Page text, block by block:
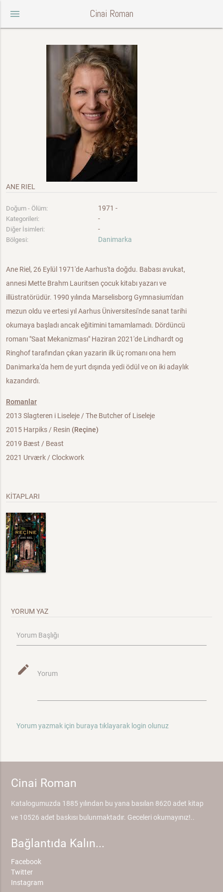
menu Cinai Roman
ANE RIEL
Doğum - Ölüm: 1971 -
Kategorileri: -
Diğer İsimleri: -
Bölgesi: Danimarka
Ane Riel, 26 Eylül 1971'de Aarhus'ta doğdu. Babası avukat,
annesi Mette Brahm Lauritsen çocuk kitabı yazarı ve
illüstratörüdür. 1990 yılında Marselisborg Gymnasium'dan
mezun oldu ve ertesi yıl Aarhus Üniversitesi'nde sanat tarihi
okumaya başladı ancak eğitimini tamamlamadı. Dördüncü
romanı "Saat Mekanizması" Haziran 2021'de Lindhardt og
Ringhof tarafından çıkan yazarin ilk üç romanı ona hem
Danimarka'da hem de yurt dışında yedi ödül ve on iki adaylık
kazandırdı.
Romanlar
2013 Slagteren i Liseleje / The Butcher of Liseleje
2015 Harpiks / Resin (Reçine)
2019 Bæst / Beast
2021 Urværk / Clockwork
KİTAPLARI
YORUM YAZ
Yorum Başlığı
mode_edit Yorum
Yorum yazmak için buraya tıklayarak login olunuz
Cinai Roman
Katalogumuzda 1885 yılından bu yana basılan 8620 adet kitap
ve 10526 adet baskısı bulunmaktadır. Geceleri okumayınız!..
Bağlantıda Kalın...
Facebook
Twitter
Instagram